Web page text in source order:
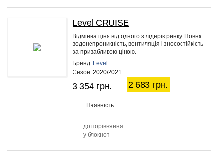
Level CRUISE
Відмінна ціна від одного з лідерів ринку. Повна
водонепроникність, вентиляція і зносостійкість
за привабливою ціною.
Бренд: Level
Сезон: 2020/2021
3 354 грн. 2 683 грн.
Наявність
до порівняння
у блокнот